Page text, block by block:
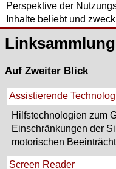
Perspektive der
Inhalte beliebt und
Linksammlung
Auf Zweiter Blick
Assistierende
Hilfstechnologien zum
Einschränkungen der
motorischen
Screen Reader